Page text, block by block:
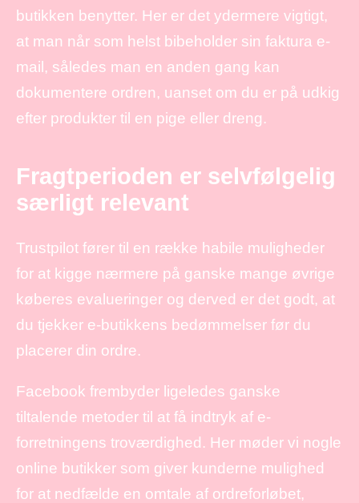
butikken benytter. Her er det ydermere vigtigt,
at man når som helst bibeholder sin faktura e-
mail, således man en anden gang kan
dokumentere ordren, uanset om du er på udkig
efter produkter til en pige eller dreng.
Fragtperioden er selvfølgelig
særligt relevant
Trustpilot fører til en række habile muligheder
for at kigge nærmere på ganske mange øvrige
køberes evalueringer og derved er det godt, at
du tjekker e-butikkens bedømmelser før du
placerer din ordre.
Facebook frembyder ligeledes ganske
tiltalende metoder til at få indtryk af e-
forretningens troværdighed. Her møder vi nogle
online butikker som giver kunderne mulighed
for at nedfælde en omtale af ordreforløbet,